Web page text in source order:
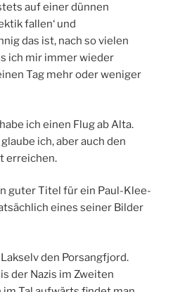
auf einer dünnen
fallen‘ und
das ist, nach so vielen
ich mir immer wieder
Tag mehr oder weniger
ich einen Flug ab Alta.
ich, aber auch den
erreichen.
guter Titel für ein Paul-Klee-
eines seiner Bilder
den Porsangfjord.
der Nazis im Zweiten